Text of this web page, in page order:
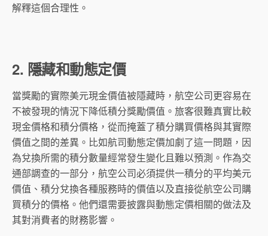
解釋這個合理性。
2. 隱藏和動態定價
當獎勵的實際美元現金價值被隱藏時，航空公司更容易在
不被發現的情況下降低積分獎勵價值。旅客很難真實比較
現金價格和積分價格，從而掩蓋了積分購買價格與其實際
價值之間的差異。比如航司動態定價加劇了這一問題，因
為兌換所需的積分數量經常發生變化且難以預測。作為交
通部調查的一部分，航空公司必須提供一積分的平均美元
價值、積分兌換各種服務時的價值以及直接從航空公司購
買積分的價格。他們還需要披露與動態定價相關的做法及
其對消費者的財務影響。